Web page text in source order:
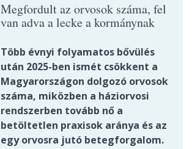
Megfordult az orvosok száma, fel
van adva a lecke a kormánynak
Több évnyi folyamatos bővülés
után 2025-ben ismét csökkent a
Magyarországon dolgozó orvosok
száma, miközben a háziorvosi
rendszerben tovább nő a
betöltetlen praxisok aránya és az
egy orvosra jutó betegforgalom.